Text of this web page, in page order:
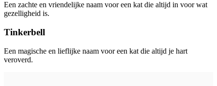
Een zachte en vriendelijke naam voor een kat die altijd in voor wat
gezelligheid is.
Tinkerbell
Een magische en lieflijke naam voor een kat die altijd je hart
veroverd.